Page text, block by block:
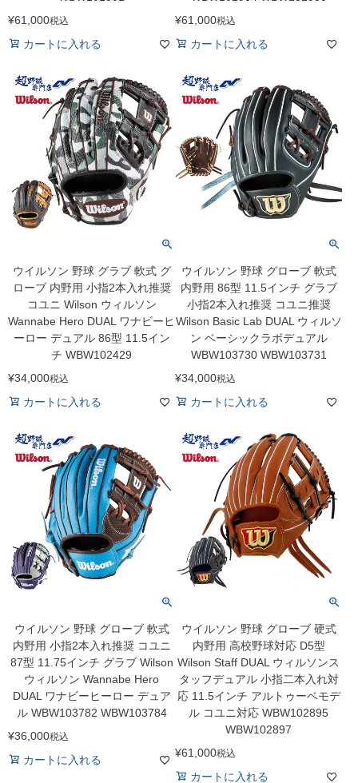
¥61,000税込
カートに入れる
¥61,000税込
カートに入れる
ウイルソン 野球 グラブ 軟式 グ
ローブ 内野用 小指2本入れ推奨
コユニ Wilson ウィルソン
Wannabe Hero DUAL ワナビーヒ
ーロー デュアル 86型 11.5イン
チ WBW102429
¥34,000税込
カートに入れる
ウイルソン 野球 グローブ 軟式
内野用 86型 11.5インチ グラブ
小指2本入れ推奨 コユニ推奨
Wilson Basic Lab DUAL ウィルソ
ン ベーシックラボデュアル
WBW103730 WBW103731
¥34,000税込
カートに入れる
ウイルソン 野球 グローブ 軟式
内野用 小指2本入れ推奨 コユニ
87型 11.75インチ グラブ Wilson
ウィルソン Wannabe Hero
DUAL ワナビーヒーロー デュア
ル WBW103782 WBW103784
¥36,000税込
カートに入れる
ウイルソン 野球 グローブ 硬式
内野用 高校野球対応 D5型
Wilson Staff DUAL ウィルソンス
タッフデュアル 小指二本入れ対
応 11.5インチ アルトゥーベモデ
ル コユニ対応 WBW102895
WBW102897
¥61,000税込
カートに入れる